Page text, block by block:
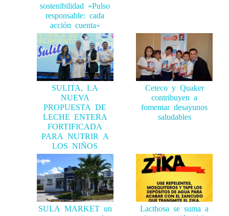
sostenibilidad «Pulso
responsable: cada
acción cuenta»
SULITA, LA
NUEVA
PROPUESTA DE
LECHE ENTERA
FORTIFICADA
PARA NUTRIR A
LOS NIÑOS
Ceteco y Quaker
contribuyen a
fomentar desayunos
saludables
SULA MARKET un
Lacthosa se suma a